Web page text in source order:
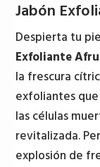
-
Toronja
cantidad
Jabón
Despierta tu
Exfoliante
la frescura
exfoliantes
las células
revitalizada.
explosión de